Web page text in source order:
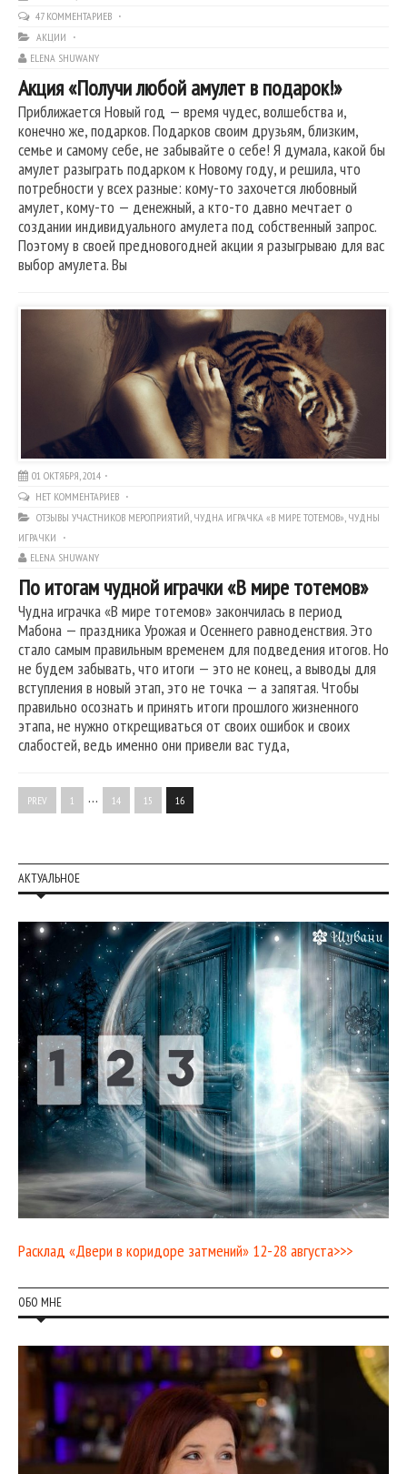
47 КОММЕНТАРИЕВ
АКЦИИ
ELENA SHUWANY
Акция «Получи любой амулет в подарок!»
Приближается Новый год — время чудес, волшебства и,
конечно же, подарков. Подарков своим друзьям, близким,
семье и самому себе, не забывайте о себе! Я думала, какой бы
амулет разыграть подарком к Новому году, и решила, что
потребности у всех разные: кому-то захочется любовный
амулет, кому-то — денежный, а кто-то давно мечтает о
создании индивидуального амулета под собственный запрос.
Поэтому в своей предновогодней акции я разыгрываю для вас
выбор амулета. Вы
01 ОКТЯБРЯ, 2014
НЕТ КОММЕНТАРИЕВ
ОТЗЫВЫ УЧАСТНИКОВ МЕРОПРИЯТИЙ, ЧУДНА ИГРАЧКА «В МИРЕ ТОТЕМОВ», ЧУДНЫ
ИГРАЧКИ
ELENA SHUWANY
По итогам чудной играчки «В мире тотемов»
Чудна играчка «В мире тотемов» закончилась в период
Мабона — праздника Урожая и Осеннего равноденствия. Это
стало самым правильным временем для подведения итогов. Но
не будем забывать, что итоги — это не конец, а выводы для
вступления в новый этап, это не точка — а запятая. Чтобы
правильно осознать и принять итоги прошлого жизненного
этапа, не нужно открещиваться от своих ошибок и своих
слабостей, ведь именно они привели вас туда,
PREV 1 … 14 15 16
АКТУАЛЬНОЕ
Расклад «Двери в коридоре затмений» 12-28 августа>>>
ОБО МНЕ